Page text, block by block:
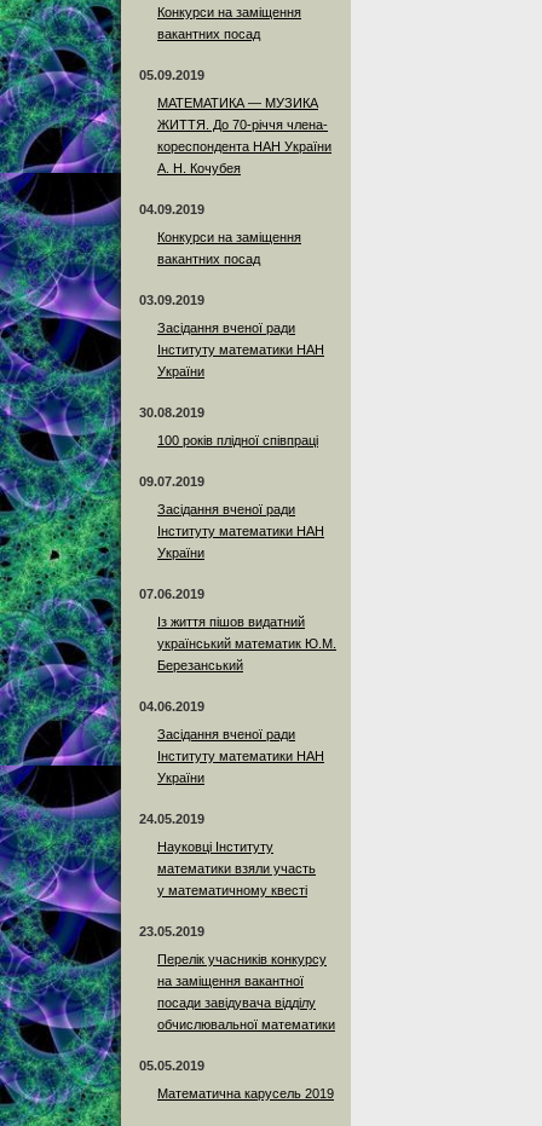
Конкурси на заміщення
вакантних посад
05.09.2019
МАТЕМАТИКА — МУЗИКА
ЖИТТЯ. До 70-річчя члена-
кореспондента НАН України
А. Н. Кочубея
04.09.2019
Конкурси на заміщення
вакантних посад
03.09.2019
Засідання вченої ради
Інституту математики НАН
України
30.08.2019
100 років плідної співпраці
09.07.2019
Засідання вченої ради
Інституту математики НАН
України
07.06.2019
Із життя пішов видатний
український математик Ю.М.
Березанський
04.06.2019
Засідання вченої ради
Інституту математики НАН
України
24.05.2019
Науковці Інституту
математики взяли участь
у математичному квесті
23.05.2019
Перелік учасників конкурсу
на заміщення вакантної
посади завідувача відділу
обчислювальної математики
05.05.2019
Математична карусель 2019